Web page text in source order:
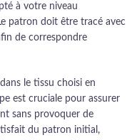
à votre niveau
patron doit être tracé avec
de correspondre
le tissu choisi en
est cruciale pour assurer
sans provoquer de
du patron initial,